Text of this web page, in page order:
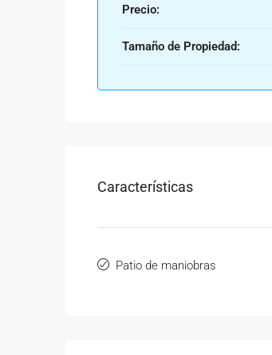
Precio:
Tamaño de Propiedad:
Características
Patio de maniobras